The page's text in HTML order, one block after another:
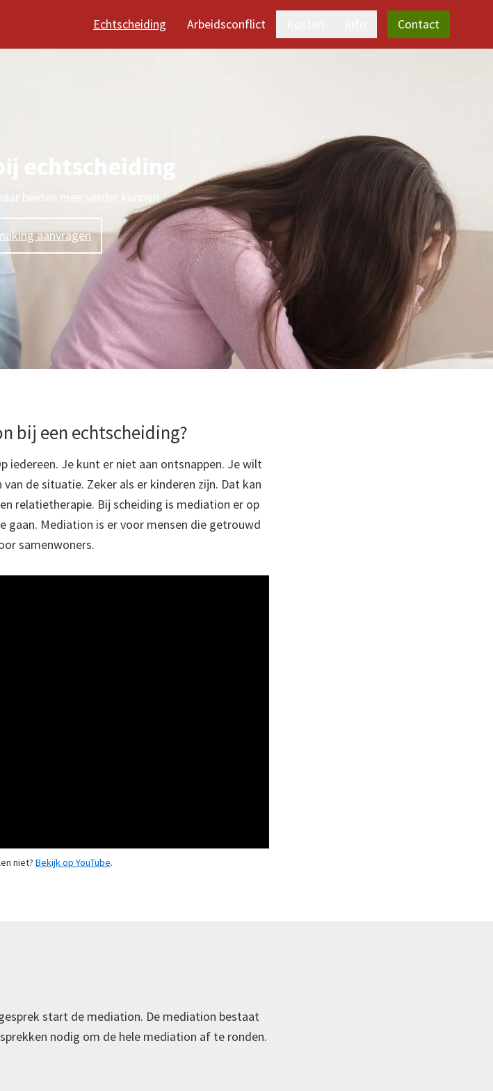
Echtscheiding Arbeidsconflict
EchtscheidingOver het kantoor
Contact
echtscheiding
beiden mee verder kunnen
aanvragen
bij een echtscheiding?
iedereen. Je kunt er niet aan ontsnappen. Je wilt
de situatie. Zeker als er kinderen zijn. Dat kan
relatietherapie. Bij scheiding is mediation er op
Mediation is er voor mensen die getrouwd
samenwoners.
niet? Bekijk op YouTube.
start de mediation. De mediation bestaat
nodig om de hele mediation af te ronden.